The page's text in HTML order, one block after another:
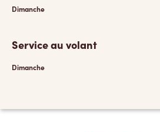
Dimanche
Service au volant
Dimanche